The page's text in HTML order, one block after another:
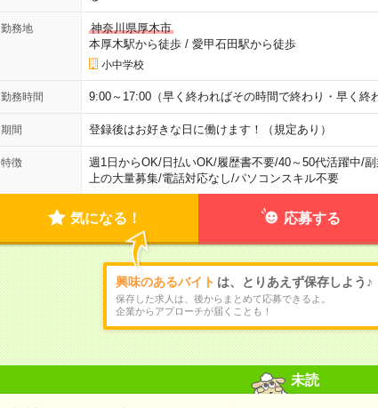
勤務地
神奈川県厚木市
本厚木駅から徒歩/ 愛甲石田駅から徒歩
小中学校
勤務時間 9:00～17:00（早く終わればその時間で終わり・早く終
期間 登録後はお好きな日に働けます！（規定あり）
特徴 週1日からOK/日払いOK/履歴書不要/40～50代活躍中/副
上の大量募集/電話対応なし/パソコンスキル不要
気になる！ 応募する
興味のあるバイト は、とりあえず保存しよう♪
保存した求人は、後からまとめて応募できるよ。
企業からアプローチが届くことも！
未読